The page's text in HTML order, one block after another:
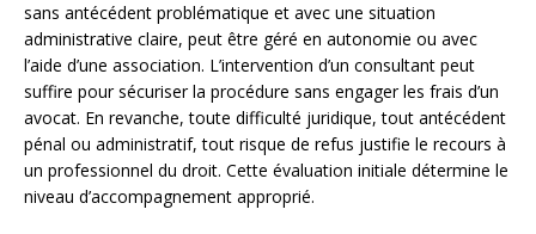
sans antécédent problématique et avec une situation
administrative claire, peut être géré en autonomie ou avec
l’aide d’une association. L’intervention d’un consultant peut
suffire pour sécuriser la procédure sans engager les frais d’un
avocat. En revanche, toute difficulté juridique, tout antécédent
pénal ou administratif, tout risque de refus justifie le recours à
un professionnel du droit. Cette évaluation initiale détermine le
niveau d’accompagnement approprié.